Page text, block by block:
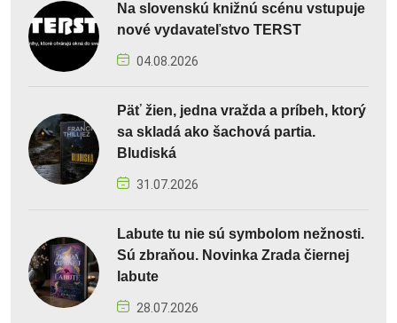
Na slovenskú knižnú scénu vstupuje
nové vydavateľstvo TERST
04.08.2026
Päť žien, jedna vražda a príbeh, ktorý
sa skladá ako šachová partia.
Bludiská
31.07.2026
Labute tu nie sú symbolom nežnosti.
Sú zbraňou. Novinka Zrada čiernej
labute
28.07.2026